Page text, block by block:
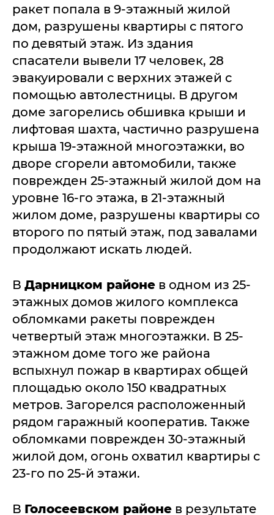
ракет попала в 9-этажный жилой
дом, разрушены квартиры с пятого
по девятый этаж. Из здания
спасатели вывели 17 человек, 28
эвакуировали с верхних этажей с
помощью автолестницы. В другом
доме загорелись обшивка крыши и
лифтовая шахта, частично разрушена
крыша 19-этажной многоэтажки, во
дворе сгорели автомобили, также
поврежден 25-этажный жилой дом на
уровне 16-го этажа, в 21-этажный
жилом доме, разрушены квартиры со
второго по пятый этаж, под завалами
продолжают искать людей.
В Дарницком районе в одном из 25-
этажных домов жилого комплекса
обломками ракеты поврежден
четвертый этаж многоэтажки. В 25-
этажном доме того же района
вспыхнул пожар в квартирах общей
площадью около 150 квадратных
метров. Загорелся расположенный
рядом гаражный кооператив. Также
обломками поврежден 30-этажный
жилой дом, огонь охватил квартиры с
23-го по 25-й этажи.
В Голосеевском районе в результате